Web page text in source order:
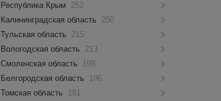
Республика Крым
252
Калининградская область
250
Тульская область
215
Вологодская область
213
Смоленская область
198
Белгородская область
196
Томская область
191